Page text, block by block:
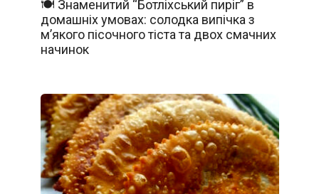
🍽️ Знаменитий “Ботліхський пиріг” в
домашніх умовах: солодка випічка з
м’якого пісочного тіста та двох смачних
начинок